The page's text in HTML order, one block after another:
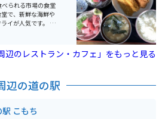
られる市場の食堂
で、新鮮な海鮮や
が人気です。 市
和気あいあいと活
形式です。 東京の
ない、ローカルな
周辺のレストラン・カフェ」をもっと見る
辺の道の駅
駅 こもち